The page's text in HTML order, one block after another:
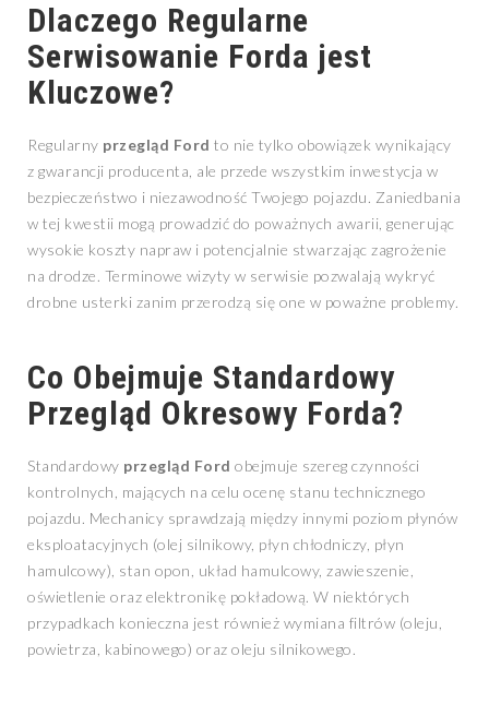
Dlaczego Regularne
Serwisowanie Forda jest
Kluczowe?
Regularny przegląd Ford to nie tylko obowiązek wynikający
z gwarancji producenta, ale przede wszystkim inwestycja w
bezpieczeństwo i niezawodność Twojego pojazdu. Zaniedbania
w tej kwestii mogą prowadzić do poważnych awarii, generując
wysokie koszty napraw i potencjalnie stwarzając zagrożenie
na drodze. Terminowe wizyty w serwisie pozwalają wykryć
drobne usterki zanim przerodzą się one w poważne problemy.
Co Obejmuje Standardowy
Przegląd Okresowy Forda?
Standardowy przegląd Ford obejmuje szereg czynności
kontrolnych, mających na celu ocenę stanu technicznego
pojazdu. Mechanicy sprawdzają między innymi poziom płynów
eksploatacyjnych (olej silnikowy, płyn chłodniczy, płyn
hamulcowy), stan opon, układ hamulcowy, zawieszenie,
oświetlenie oraz elektronikę pokładową. W niektórych
przypadkach konieczna jest również wymiana filtrów (oleju,
powietrza, kabinowego) oraz oleju silnikowego.